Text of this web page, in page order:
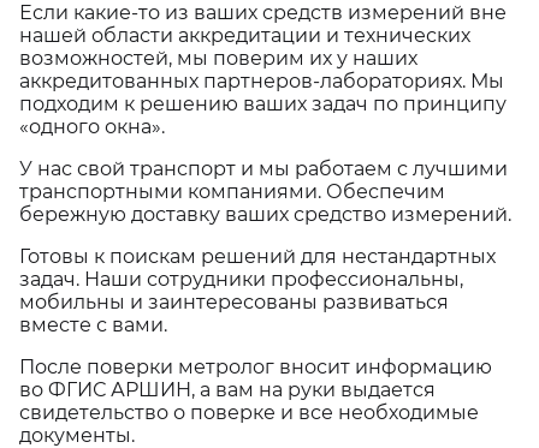
Если какие-то из ваших средств измерений вне
нашей области аккредитации и технических
возможностей, мы поверим их у наших
аккредитованных партнеров-лабораториях. Мы
подходим к решению ваших задач по принципу
«одного окна».
У нас свой транспорт и мы работаем с лучшими
транспортными компаниями. Обеспечим
бережную доставку ваших средство измерений.
Готовы к поискам решений для нестандартных
задач. Наши сотрудники профессиональны,
мобильны и заинтересованы развиваться
вместе с вами.
После поверки метролог вносит информацию
во ФГИС АРШИН, а вам на руки выдается
свидетельство о поверке и все необходимые
документы.